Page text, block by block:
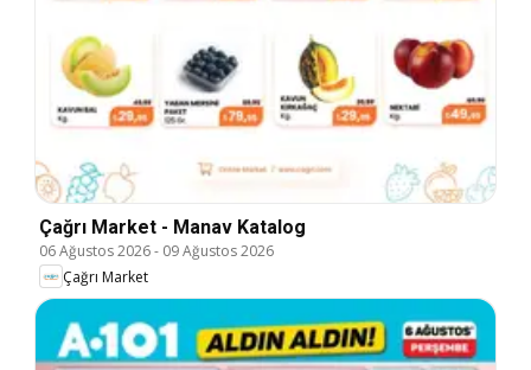
Çağrı Market - Manav Katalog
06 Ağustos 2026- 09 Ağustos 2026
Çağrı Market